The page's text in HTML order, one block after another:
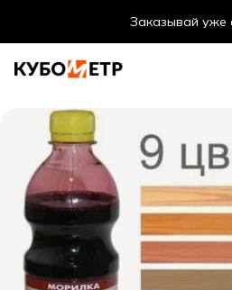
Заказывай уже
Оптовые цены даже